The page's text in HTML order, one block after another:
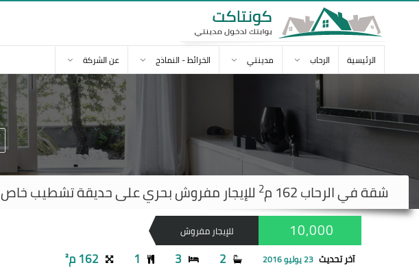
الرئيسية الرحاب مدينتي الخرائط - النماذج عن الشركة
شقة فيالرحاب 2 للإيجار مفروش بحري على حديقة تشطيب خاص 10,000 ج
للإيجار مفروش 10,000
آخر تحديث 23 يوليو 2016 2
3
1 162 م²